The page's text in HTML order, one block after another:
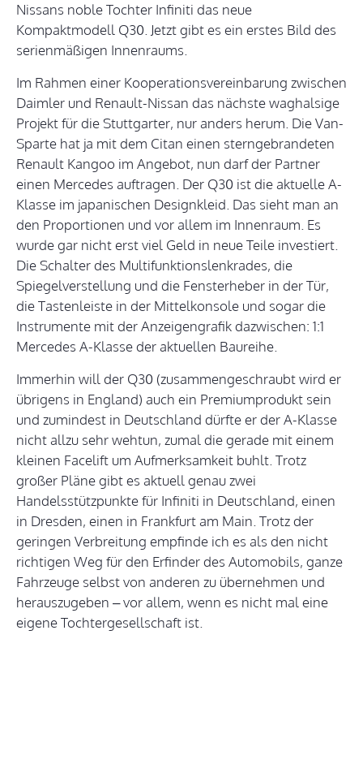
Nissans noble Tochter Infiniti das neue
Kompaktmodell Q30. Jetzt gibt es ein erstes Bild des
serienmäßigen Innenraums.
Im Rahmen einer Kooperationsvereinbarung zwischen
Daimler und Renault-Nissan das nächste waghalsige
Projekt für die Stuttgarter, nur anders herum. Die Van-
Sparte hat ja mit dem Citan einen sterngebrandeten
Renault Kangoo im Angebot, nun darf der Partner
einen Mercedes auftragen. Der Q30 ist die aktuelle A-
Klasse im japanischen Designkleid. Das sieht man an
den Proportionen und vor allem im Innenraum. Es
wurde gar nicht erst viel Geld in neue Teile investiert.
Die Schalter des Multifunktionslenkrades, die
Spiegelverstellung und die Fensterheber in der Tür,
die Tastenleiste in der Mittelkonsole und sogar die
Instrumente mit der Anzeigengrafik dazwischen: 1:1
Mercedes A-Klasse der aktuellen Baureihe.
Immerhin will der Q30 (zusammengeschraubt wird er
übrigens in England) auch ein Premiumprodukt sein
und zumindest in Deutschland dürfte er der A-Klasse
nicht allzu sehr wehtun, zumal die gerade mit einem
kleinen Facelift um Aufmerksamkeit buhlt. Trotz
großer Pläne gibt es aktuell genau zwei
Handelsstützpunkte für Infiniti in Deutschland, einen
in Dresden, einen in Frankfurt am Main. Trotz der
geringen Verbreitung empfinde ich es als den nicht
richtigen Weg für den Erfinder des Automobils, ganze
Fahrzeuge selbst von anderen zu übernehmen und
herauszugeben – vor allem, wenn es nicht mal eine
eigene Tochtergesellschaft ist.